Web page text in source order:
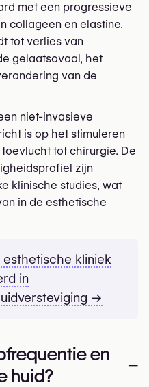
met een progressieve
collageen en elastine.
tot verlies van
gelaatsovaal, het
van de
niet-invasieve
is op het stimuleren
tot chirurgie. De
zijn
klinische studies, wat
in de esthetische
kliniek
in
→
en
huid?
–